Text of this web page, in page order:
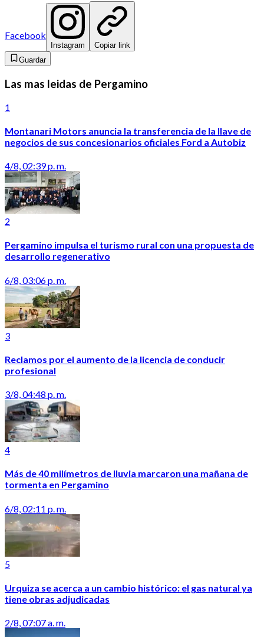
Facebook
Instagram
Copiar link
Guardar
Las mas leidas de Pergamino
1
Montanari Motors anuncia la transferencia de la llave de
negocios de sus concesionarios oficiales Ford a Autobiz
4/8, 02:39 p. m.
2
Pergamino impulsa el turismo rural con una propuesta de
desarrollo regenerativo
6/8, 03:06 p. m.
3
Reclamos por el aumento de la licencia de conducir
profesional
3/8, 04:48 p. m.
4
Más de 40 milímetros de lluvia marcaron una mañana de
tormenta en Pergamino
6/8, 02:11 p. m.
5
Urquiza se acerca a un cambio histórico: el gas natural ya
tiene obras adjudicadas
2/8, 07:07 a. m.